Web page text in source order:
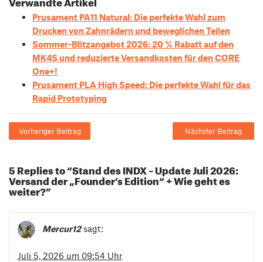
Prusament PA11 Natural: Die perfekte Wahl zum
Drucken von Zahnrädern und beweglichen Teilen
Sommer-Blitzangebot 2026: 20 % Rabatt auf den
MK4S und reduzierte Versandkosten für den CORE
One+!
Prusament PLA High Speed: Die perfekte Wahl für das
Rapid Prototyping
Vorheriger Beitrag Nächster Beitrag
5 Replies to “Stand des INDX – Update Juli 2026:
Versand der „Founder’s Edition“ + Wie geht es
weiter?”
Mercur12 sagt:
Juli 5, 2026 um 09:54 Uhr